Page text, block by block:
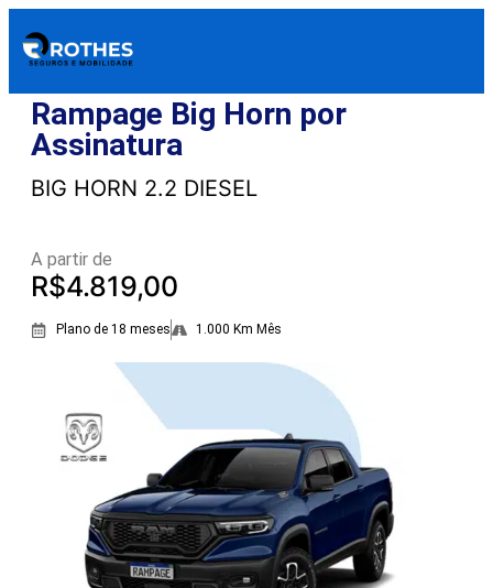
Rampage Big Horn por
Assinatura
BIG HORN 2.2 DIESEL
A partir de
R$4.819,00
Plano de 18 meses 1.000 Km Mês